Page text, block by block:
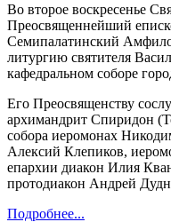
Во второе воскресенье
Преосвященнейший
Семипалатинский
литургию святителя
кафедральном соборе
Его Преосвященству
архимандрит Спиридон
собора иеромонах
Алексий Клепиков,
епархии диакон Илия
протодиакон Андрей
Подробнее...